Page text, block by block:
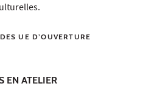
UE D’OUVERTURE
EN ATELIER